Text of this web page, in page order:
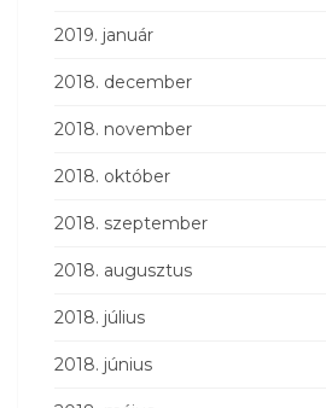
2019. január
2018. december
2018. november
2018. október
2018. szeptember
2018. augusztus
2018. július
2018. június